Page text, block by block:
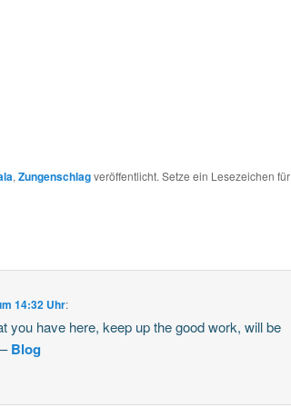
, Zungenschlagveröffentlicht. Setze ein Lesezeichen für
14:32 Uhr:
you have here, keep up the good work, will be
Blog